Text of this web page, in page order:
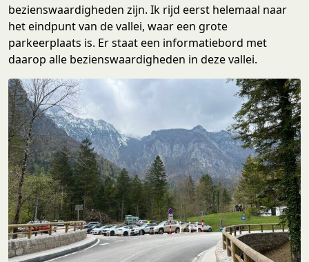
bezienswaardigheden zijn. Ik rijd eerst helemaal naar
het eindpunt van de vallei, waar een grote
parkeerplaats is. Er staat een informatiebord met
daarop alle bezienswaardigheden in deze vallei.